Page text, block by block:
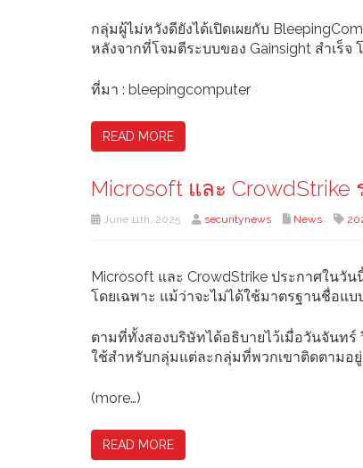
กลุ่มผู้ไม่หวังดียังได้เปิดเผยกับ
หลังจากที่โจมตีระบบของ Gainsight สำเร็
ที่มา : bleepingcomputer
READ MORE
Microsoft และ
June 11th, 2025 securitynews News
Microsoft และ CrowdStrike ประกาศในวั
โดยเฉพาะ แม้ว่าจะไม่ได้ใช้มาตรฐานชื่อแบ
ตามที่ทั้งสองบริษัทได้อธิบายไว้เมื่อวันจันท
ใช้สำหรับกลุ่มแต่ละกลุ่มที่พวกเขาติดตามอยู่
(more…)
READ MORE